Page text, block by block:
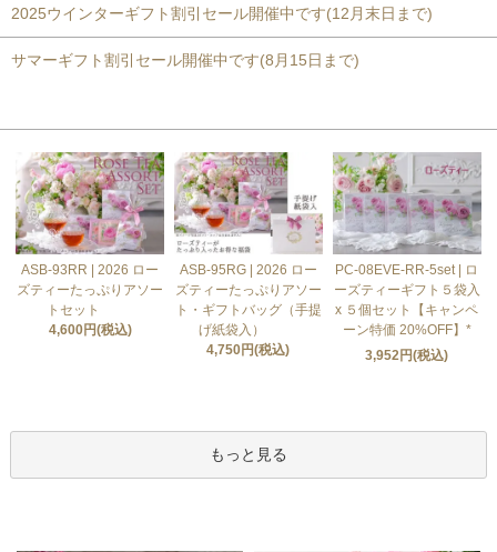
2025ウインターギフト割引セール開催中です(12月末日まで)
サマーギフト割引セール開催中です(8月15日まで)
ASB-93RR | 2026 ロー
ズティーたっぷりアソー
トセット
4,600円(税込)
ASB-95RG | 2026 ロー
ズティーたっぷりアソー
ト・ギフトバッグ（手提
げ紙袋入）
4,750円(税込)
PC-08EVE-RR-5set | ロ
ーズティーギフト５袋入
x ５個セット【キャンペ
ーン特価 20%OFF】*
3,952円(税込)
もっと見る